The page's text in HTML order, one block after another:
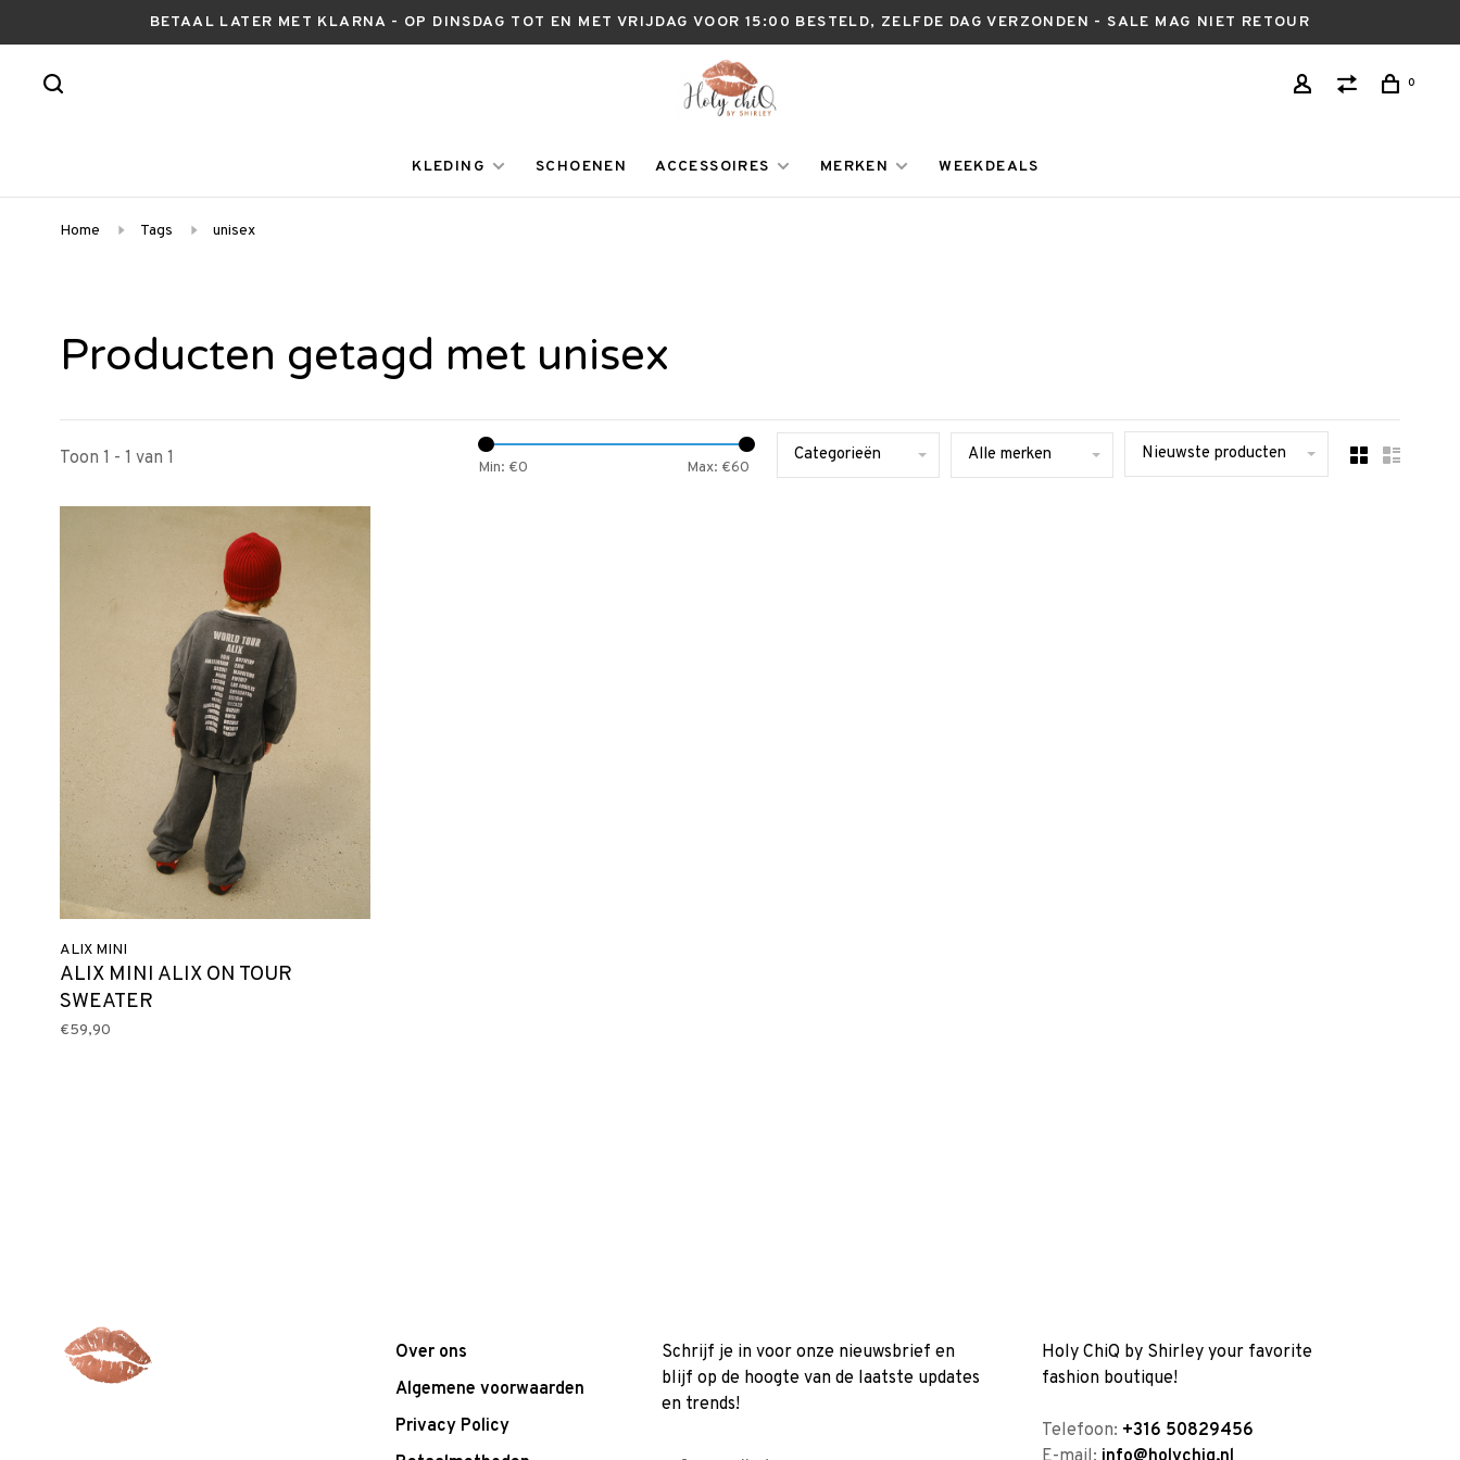
BETAAL LATER MET KLARNA - OP DINSDAG TOT EN MET VRIJDAG VOOR 15:00 BESTELD, ZELFDE DAG VERZONDEN - SALE MAG NIET RETOUR
0
KLEDING SCHOENEN ACCESSOIRES MERKEN WEEKDEALS
Home Tags unisex
Producten getagd met unisex
Toon 1 - 1 van 1 Min: €0 Max: €60
Categorieën Alle merken Nieuwste producten
ALIX MINI
ALIX MINI ALIX ON TOUR
SWEATER
€59,90
Over ons
Algemene voorwaarden
Privacy Policy
Schrijf je in voor onze nieuwsbrief en
blijf op de hoogte van de laatste updates
en trends!
Holy ChiQ by Shirley your favorite
fashion boutique!
Telefoon: +316 50829456